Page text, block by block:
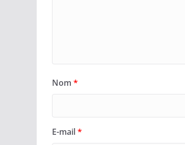
Nom *
E-mail*